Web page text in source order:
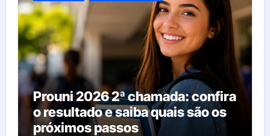
Prouni 2026 2ª chamada: confira
o resultado e saiba quais são os
próximos passos